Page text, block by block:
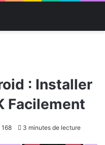
: Installer
Facilement
168 3 minutes de lecture